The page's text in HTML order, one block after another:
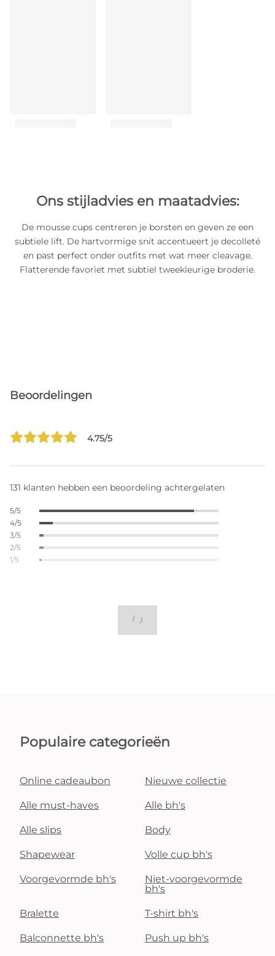
Ons stijladvies en maatadvies:
De mousse cups centreren je borsten en geven ze een
subtiele lift. De hartvormige snit accentueert je decolleté
en past perfect onder outfits met wat meer cleavage.
Flatterende favoriet met subtiel tweekleurige broderie.
Beoordelingen
4.75/5
131 klanten hebben een beoordeling achtergelaten
5/5
4/5
3/5
2/5
1/5
Populaire categorieën
Online cadeaubon Nieuwe collectie
Alle must-haves Alle bh's
Alle slips Body
Shapewear Volle cup bh's
Voorgevormde bh's
Niet-voorgevormde
bh's
Bralette T-shirt bh's
Balconnette bh's Push up bh's